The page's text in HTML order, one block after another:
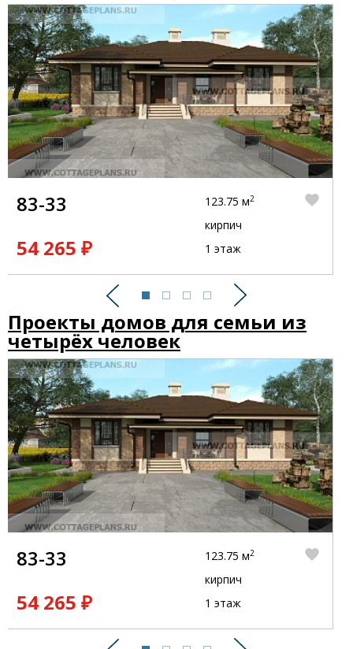
Предыдущий Следующий
83-33
54 265 ₽
123.75 м2
кирпич
1 этаж
Проекты домов для семьи из
четырёх человек
83-33
54 265 ₽
123.75 м2
кирпич
1 этаж